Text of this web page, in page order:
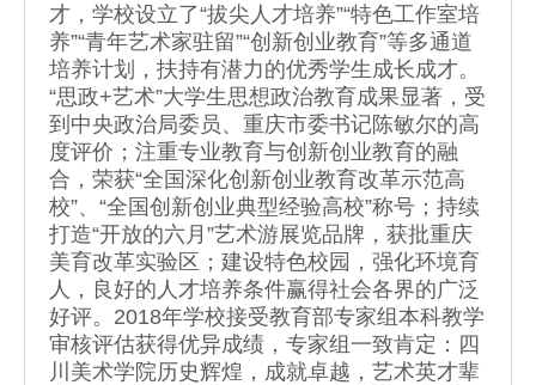
才，学校设立了“拔尖人才培养”“特色工作室培
养”“青年艺术家驻留”“创新创业教育”等多通道
培养计划，扶持有潜力的优秀学生成长成才。
“思政+艺术”大学生思想政治教育成果显著，受
到中央政治局委员、重庆市委书记陈敏尔的高
度评价；注重专业教育与创新创业教育的融
合，荣获“全国深化创新创业教育改革示范高
校”、“全国创新创业典型经验高校”称号；持续
打造“开放的六月”艺术游展览品牌，获批重庆
美育改革实验区；建设特色校园，强化环境育
人，良好的人才培养条件赢得社会各界的广泛
好评。2018年学校接受教育部专家组本科教学
审核评估获得优异成绩，专家组一致肯定：四
川美术学院历史辉煌，成就卓越，艺术英才辈